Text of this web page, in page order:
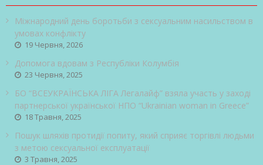
Міжнародний день боротьби з сексуальним насильством в
умовах конфлікту
19 Червня, 2026
Допомога вдовам з Республіки Колумбія
23 Червня, 2025
БО “ВСЕУКРАЇНСЬКА ЛІГА Легалайф” взяла участь у заході
партнерської української НПО “Ukrainian woman in Greece”
18 Травня, 2025
Пошук шляхів протидії попиту, який сприяє торгівлі людьми
з метою сексуальної експлуатації
3 Травня, 2025